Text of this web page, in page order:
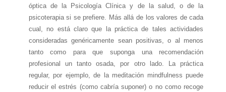
óptica de la Psicología Clínica y de la salud, o de la
psicoterapia si se prefiere. Más allá de los valores de cada
cual, no está claro que la práctica de tales actividades
consideradas genéricamente sean positivas, o al menos
tanto como para que suponga una recomendación
profesional un tanto osada, por otro lado. La práctica
regular, por ejemplo, de la meditación mindfulness puede
reducir el estrés (como cabría suponer) o no como recoge